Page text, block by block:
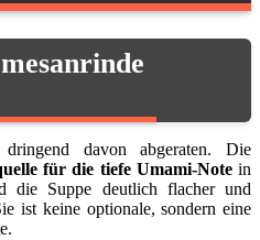
davon abgeraten. Die
für die tiefe Umami-Notein
die Suppe deutlich flacher und
ist keine optionale, sondern eine